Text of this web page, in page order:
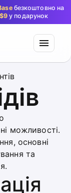
безкоштовно на
$9 у подарунок
можливості.
основні
та